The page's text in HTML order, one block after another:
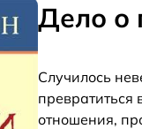
Дело о
Случилось
превратиться
отношения,